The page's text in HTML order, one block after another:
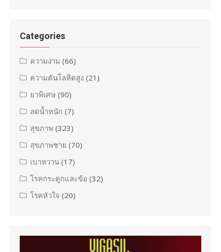
Categories
ความงาม (66)
ความดันโลหิตสูง (21)
ยาพิเศษ (90)
ลดน้ำหนัก (7)
สุขภาพ (323)
สุขภาพชาย (70)
เบาหวาน (17)
โรคกระดูกและข้อ (32)
โรคหัวใจ (20)